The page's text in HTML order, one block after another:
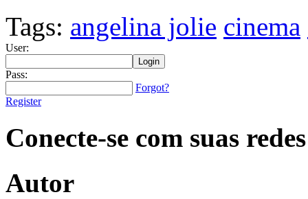
Tags: angelina jolie cinema
User:
Pass:
Forgot?
Register
Conecte-se com suas redes
Autor